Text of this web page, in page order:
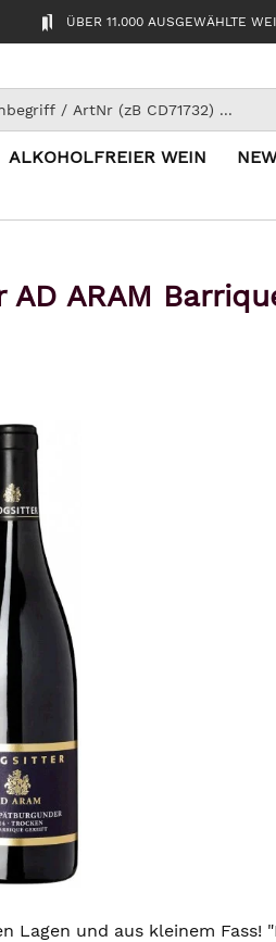
ÜBER 11.000 AUSGEWÄHLTE
ALKOHOLFREIER WEIN
AD ARAM
Lagen und aus kleinem